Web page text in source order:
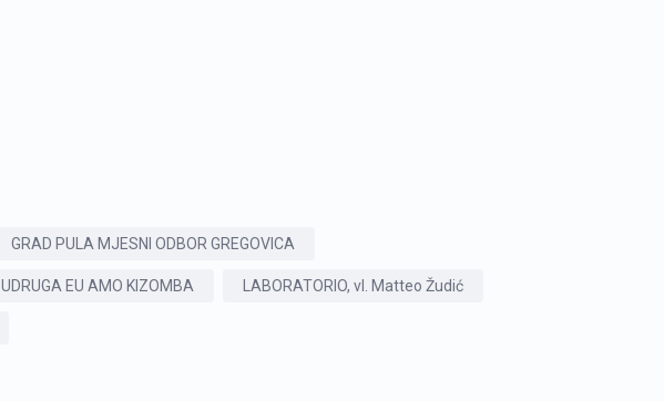
GRAD PULA MJESNI ODBOR GREGOVICA
UDRUGA EU AMO KIZOMBA LABORATORIO, vl. Matteo Žudić